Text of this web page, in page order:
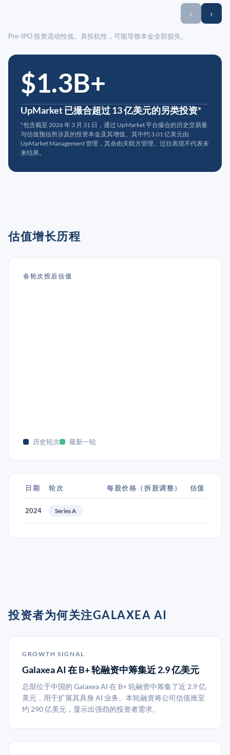
‹ ›
Pre-IPO 投资流动性低、具投机性，可能导致本金全部损失。
$1.3B+
UpMarket 已撮合超过 13 亿美元的另类投资*
*包含截至 2026 年 3 月 31 日，通过 UpMarket 平台撮合的历史交易量
与估值预估所涉及的投资本金及其增值。其中约 3.01 亿美元由
UpMarket Management 管理，其余由关联方管理。过往表现不代表未
来结果。
估值增长历程
各轮次投后估值
历史轮次 最新一轮
日期 轮次 每股价格（拆股调整） 估值
2024 Series A
投资者为何关注GALAXEA AI
GROWTH SIGNAL
Galaxea AI 在 B+ 轮融资中筹集近 2.9 亿美元
总部位于中国的 Galaxea AI 在 B+ 轮融资中筹集了近 2.9 亿
美元，用于扩展其具身 AI 业务。本轮融资将公司估值推至
约 290 亿美元，显示出强劲的投资者需求。